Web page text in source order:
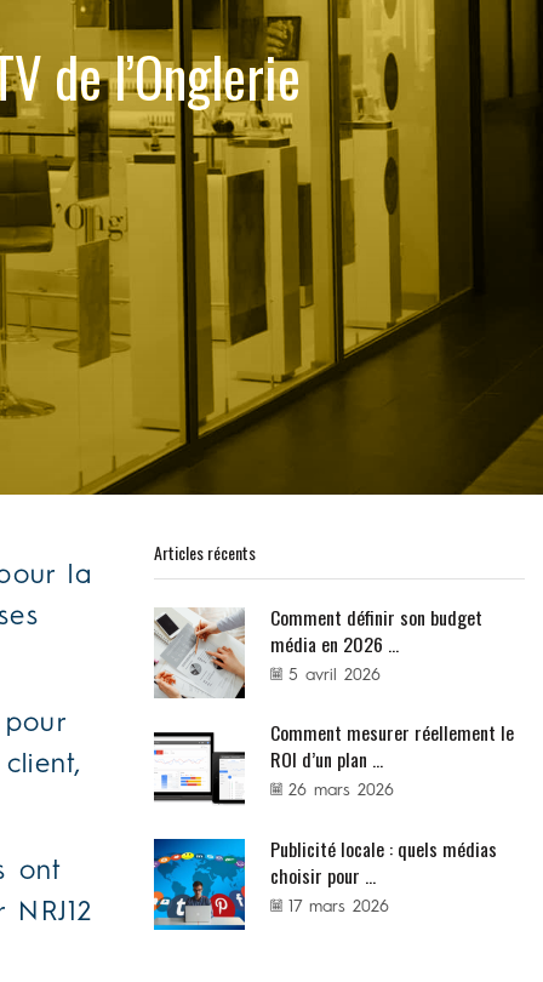
de l’Onglerie
la
ont
Articles récents
Comment définir son budget
média en 2026 ...
5 avril 2026
Comment mesurer réellement le
ROI d’un plan ...
26 mars 2026
Publicité locale : quels médias
choisir pour ...
17 mars 2026